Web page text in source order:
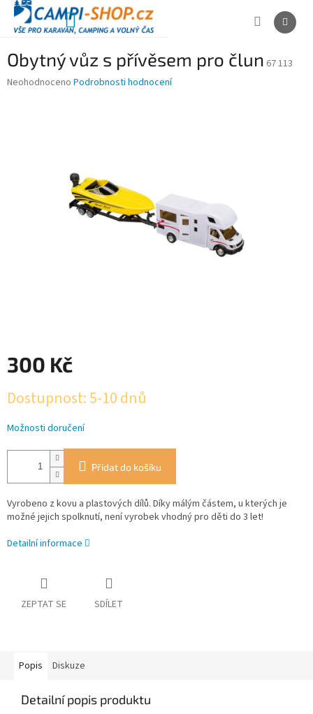
Přejít
obsah
NÁKUPNÍ
Obytný vůz s přívěsem pro člun 67 113
Průměrné
Neohodnoceno Podrobnosti hodnocení
300 Kč
cena:
Dostupnost: 5-10 dnů
Možnosti doručení
Přidat do košíku
Vyrobeno z kovu a plastových dílů. Díky málým částem, u kterých je
možné jejich spolknutí, není vyrobek vhodný pro děti do 3 let!
Detailní informace
ZEPTAT SE SDÍLET
Popis Diskuze
Detailní popis produktu